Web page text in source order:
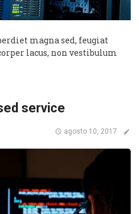
magna sed, feugiat
lacus, non vestibulum
service
agosto 10, 2017